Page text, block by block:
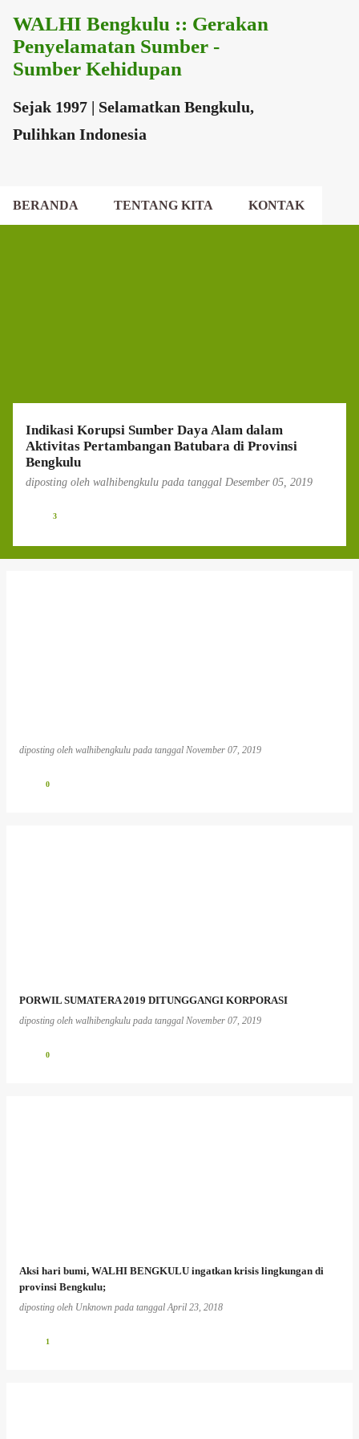
Langsung ke konten utama
WALHI Bengkulu :: Gerakan
Penyelamatan Sumber -
Sumber Kehidupan
Sejak 1997 | Selamatkan Bengkulu,
Pulihkan Indonesia
BERANDA TENTANG KITA KONTAK
Indikasi Korupsi Sumber Daya Alam dalam
Aktivitas Pertambangan Batubara di Provinsi
Bengkulu
diposting oleh walhibengkulu pada tanggal Desember 05, 2019
3
diposting oleh walhibengkulu pada tanggal November 07, 2019
0
PORWIL SUMATERA 2019 DITUNGGANGI KORPORASI
diposting oleh walhibengkulu pada tanggal November 07, 2019
0
Aksi hari bumi, WALHI BENGKULU ingatkan krisis lingkungan di
provinsi Bengkulu;
diposting oleh Unknown pada tanggalApril 23, 2018
1